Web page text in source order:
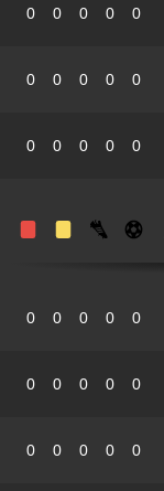
0
0
0
0
0
0
0
0
0
0
0
0
0
0
0
0
0
0
0
0
0
0
0
0